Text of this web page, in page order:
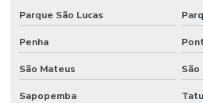
Sistema de acesso com
Sistema de câmeras com
Sistema de cftv
Parque São Lucas
Penha
São Mateus
Sapopemba